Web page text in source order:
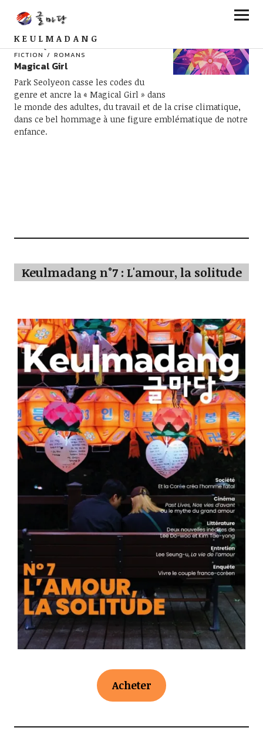
KEULMADANG
CHRONIQUES
FANTASY & SCIENCE-
FICTION
ROMANS
Magical Girl
Park Seolyeon casse les codes du
genre et ancre la « Magical Girl » dans
le monde des adultes, du travail et de la crise climatique,
dans ce bel hommage à une figure emblématique de notre
enfance.
Keulmadang n°7 : L'amour, la solitude
Acheter